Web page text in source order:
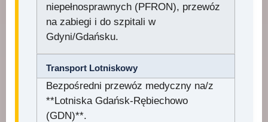
niepełnosprawnych (PFRON), przewóz
na zabiegi i do szpitali w
Gdyni/Gdańsku.
Transport Lotniskowy
Bezpośredni przewóz medyczny na/z
**Lotniska Gdańsk-Rębiechowo
(GDN)**.